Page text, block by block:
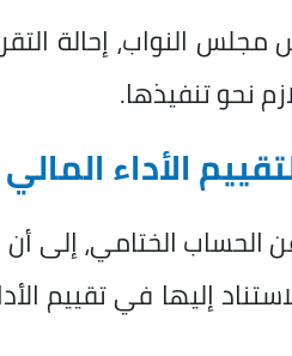
النواب، إحالة
نحو تنفيذها.
الأداء
الحساب الختامي، إلى
إليها في تقييم